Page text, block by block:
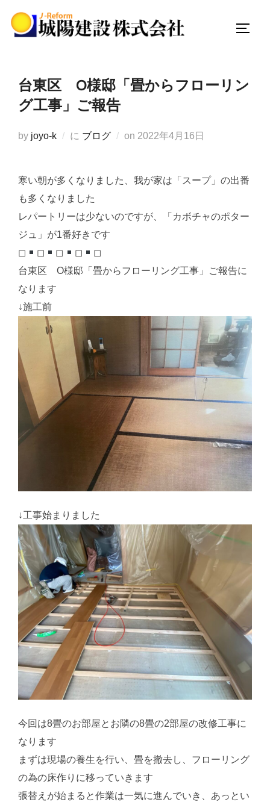
台東区 O様邸「畳からフローリン
グ工事」ご報告
by joyo-k に ブログ on 投
2022年4月16日
寒い朝が多くなりました、我が家は「スープ」の出番
も多くなりました
レパートリーは少ないのですが、「カボチャのポター
ジュ」が1番好きです
◻︎
◻︎ ◻︎ ◻︎
◻︎
台東区 O様邸「畳からフローリング工事」ご報告に
なります
↓施工前
↓工事始まりました
今回は8畳のお部屋とお隣の8畳の2部屋の改修工事に
なります
まずは現場の養生を行い、畳を撤去し、フローリング
の為の床作りに移っていきます
張替えが始まると作業は一気に進んでいき、あっとい